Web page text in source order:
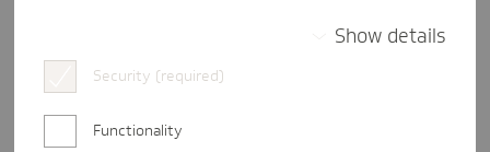
Show details
Security (required)
Functionality